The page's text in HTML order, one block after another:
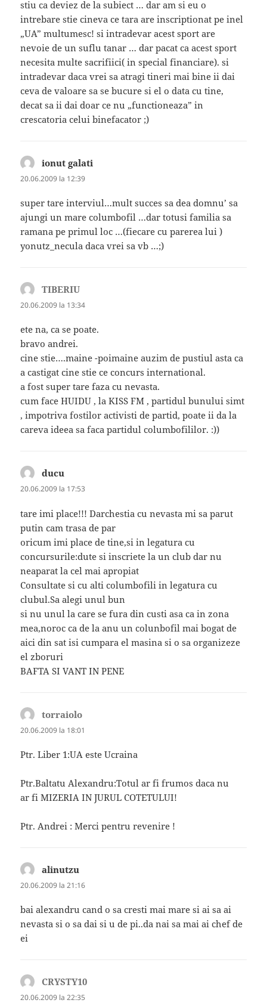
stiu ca deviez de la subiect … dar am si eu o
intrebare stie cineva ce tara are inscriptionat pe inel
„UA” multumesc! si intradevar acest sport are
nevoie de un suflu tanar … dar pacat ca acest sport
necesita multe sacrifiici( in special financiare). si
intradevar daca vrei sa atragi tineri mai bine ii dai
ceva de valoare sa se bucure si el o data cu tine,
decat sa ii dai doar ce nu „functioneaza” in
crescatoria celui binefacator ;)
ionut galati
20.06.2009 la 12:39
super tare interviul…mult succes sa dea domnu’ sa
ajungi un mare columbofil …dar totusi familia sa
ramana pe primul loc …(fiecare cu parerea lui )
yonutz_necula daca vrei sa vb …;)
TIBERIU
20.06.2009 la 13:34
ete na, ca se poate.
bravo andrei.
cine stie….maine -poimaine auzim de pustiul asta ca
a castigat cine stie ce concurs international.
a fost super tare faza cu nevasta.
cum face HUIDU , la KISS FM , partidul bunului simt
, impotriva fostilor activisti de partid, poate ii da la
careva ideea sa faca partidul columbofililor. :))
ducu
20.06.2009 la 17:53
tare imi place!!! Darchestia cu nevasta mi sa parut
putin cam trasa de par
oricum imi place de tine,si in legatura cu
concursurile:dute si inscriete la un club dar nu
neaparat la cel mai apropiat
Consultate si cu alti columbofili in legatura cu
clubul.Sa alegi unul bun
si nu unul la care se fura din custi asa ca in zona
mea,noroc ca de la anu un colunbofil mai bogat de
aici din sat isi cumpara el masina si o sa organizeze
el zboruri
BAFTA SI VANT IN PENE
torraiolo
20.06.2009 la 18:01
Ptr. Liber 1:UA este Ucraina
Ptr.Baltatu Alexandru:Totul ar fi frumos daca nu
ar fi MIZERIA IN JURUL COTETULUI!
Ptr. Andrei : Merci pentru revenire !
alinutzu
20.06.2009 la 21:16
bai alexandru cand o sa cresti mai mare si ai sa ai
nevasta si o sa dai si u de pi..da nai sa mai ai chef de
ei
CRYSTY10
20.06.2009 la 22:35